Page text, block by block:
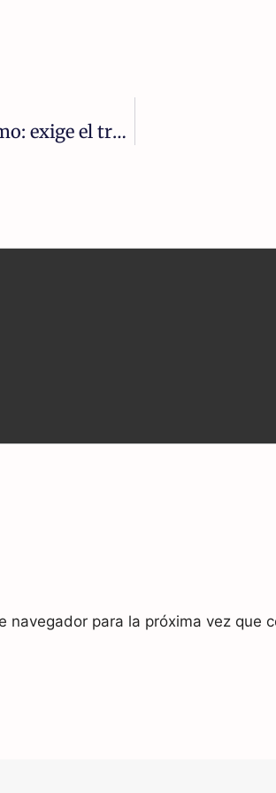
El PP sigue en su promoción del nacionalismo: exige el traspaso integral de la red de Cercanías a Andalucía y promociona los chiringuitos sindicalistas
para la próxima vez que